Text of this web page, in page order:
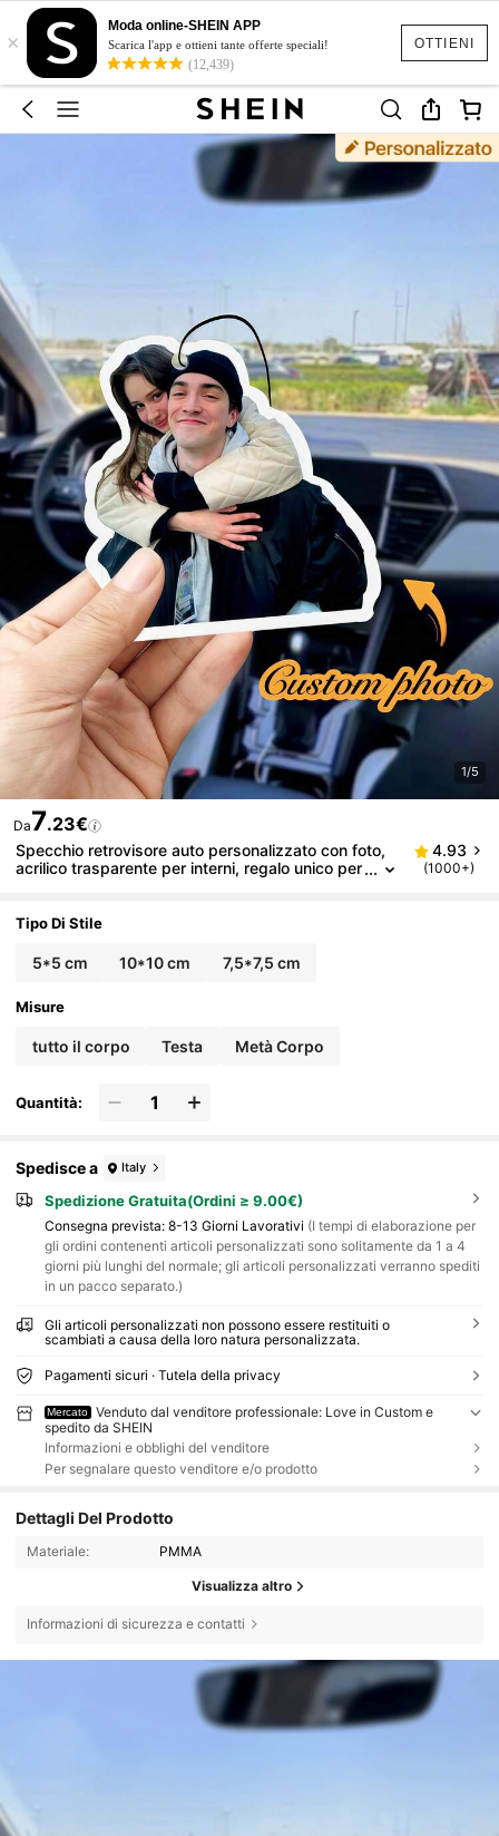
OTTIENI
×
Moda online-SHEIN APP
Scarica l'app e ottieni tante offerte speciali!
(12,439)
1/5
Da7.23€
Specchio retrovisore auto personalizzato con foto,
acrilico trasparente per interni, regalo unico per
amiglia, amici, decorazione stile Y2K, estetica, regal
4.93
(1000+)
Tipo Di Stile
5*5 cm 10*10 cm 7,5*7,5 cm
Misure
tutto il corpo Testa Metà Corpo
Quantità:
Spedisce a Italy
Spedizione Gratuita(Ordini ≥ 9.00€)
Consegna prevista: 8-13 Giorni Lavorativi (I tempi di elaborazione per
gli ordini contenenti articoli personalizzati sono solitamente da 1 a 4
giorni più lunghi del normale; gli articoli personalizzati verranno spediti
in un pacco separato.)
Gli articoli personalizzati non possono essere restituiti o
scambiati a causa della loro natura personalizzata.
Pagamenti sicuri · Tutela della privacy
Mercato
Venduto dal venditore professionale: Love in Custom e
spedito da SHEIN
Informazioni e obblighi del venditore
Per segnalare questo venditore e/o prodotto
Dettagli Del Prodotto
Materiale: PMMA
Visualizza altro
Informazioni di sicurezza e contatti